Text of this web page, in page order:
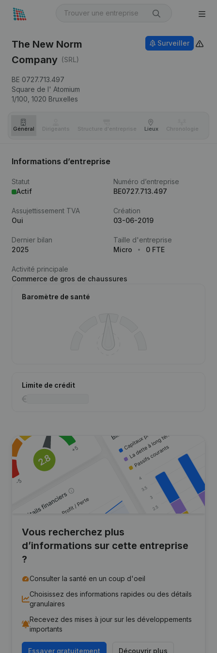
The New Norm
Company (SRL)
BE 0727.713.497
Square de l' Atomium
1/100, 1020 Bruxelles
Surveiller
Général Dirigeants Structure d'entreprise Lieux Chronologie
Informations d’entreprise
Statut
Actif
Numéro d’entreprise
BE0727.713.497
Assujettissement TVA
Oui
Création
03-06-2019
Dernier bilan
2025
Taille d'entreprise
Micro
0 FTE
Activité principale
Commerce de gros de chaussures
Baromètre de santé
Limite de crédit
Vous recherchez plus
d’informations sur cette entreprise
?
Consulter la santé en un coup d'oeil
Choisissez des informations rapides ou des détails
granulaires
Recevez des mises à jour sur les développements
importants
Essayer gratuitement Découvrir plus